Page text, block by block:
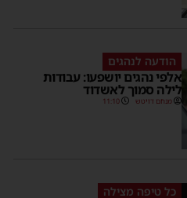
הודעה לנהגים
אלפי נהגים יושפעו: עבודות
לילה סמוך לאשדוד
מנחם דויטש 11:10
כל טיפה מצילה